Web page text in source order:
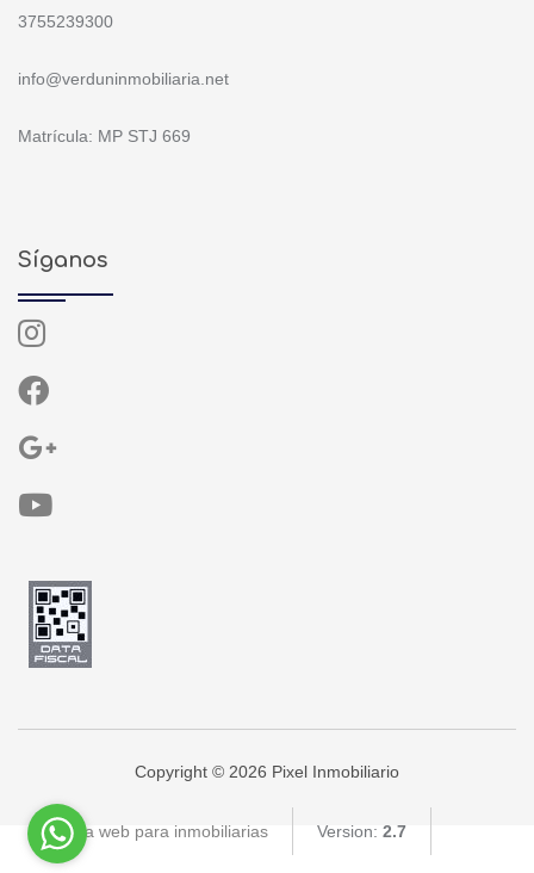
3755239300
info@verduninmobiliaria.net
Matrícula: MP STJ 669
Síganos
Copyright © 2026 Pixel Inmobiliario
Página web para inmobiliarias Version: 2.7